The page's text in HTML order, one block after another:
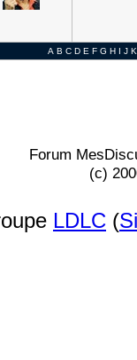
A B C D E F G H I J K
Forum
(c)
LDLC (